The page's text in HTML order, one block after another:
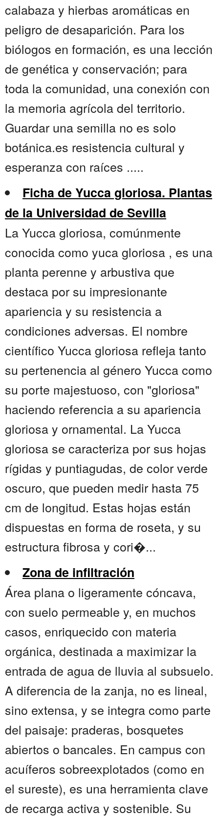
calabaza y hierbas aromáticas en
peligro de desaparición. Para los
biólogos en formación, es una lección
de genética y conservación; para
toda la comunidad, una conexión con
la memoria agrícola del territorio.
Guardar una semilla no es solo
botánica.es resistencia cultural y
esperanza con raíces .....
Ficha de Yucca gloriosa. Plantas
de la Universidad de Sevilla
La Yucca gloriosa, comúnmente
conocida como yuca gloriosa , es una
planta perenne y arbustiva que
destaca por su impresionante
apariencia y su resistencia a
condiciones adversas. El nombre
científico Yucca gloriosa refleja tanto
su pertenencia al género Yucca como
su porte majestuoso, con "gloriosa"
haciendo referencia a su apariencia
gloriosa y ornamental. La Yucca
gloriosa se caracteriza por sus hojas
rígidas y puntiagudas, de color verde
oscuro, que pueden medir hasta 75
cm de longitud. Estas hojas están
dispuestas en forma de roseta, y su
estructura fibrosa y cori�...
Zona de infiltración
Área plana o ligeramente cóncava,
con suelo permeable y, en muchos
casos, enriquecido con materia
orgánica, destinada a maximizar la
entrada de agua de lluvia al subsuelo.
A diferencia de la zanja, no es lineal,
sino extensa, y se integra como parte
del paisaje: praderas, bosquetes
abiertos o bancales. En campus con
acuíferos sobreexplotados (como en
el sureste), es una herramienta clave
de recarga activa y sostenible. Su